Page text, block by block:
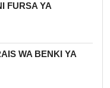
FURSA YA
WA BENKI YA